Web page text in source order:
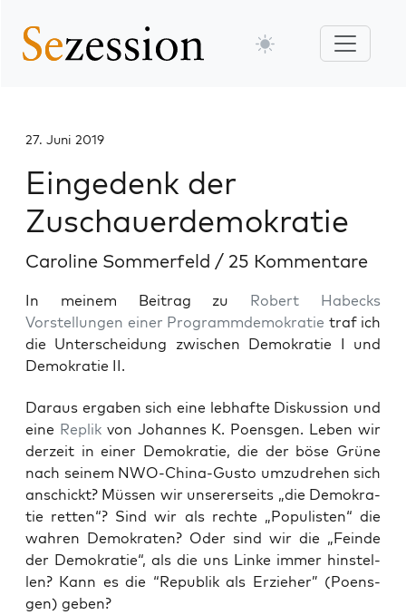
27. Juni 2019
Eingedenk der
Zuschauerdemokratie
Caroline Sommerfeld / 25 Kommentare
In meinem Beitrag zu Robert Habecks
Vorstellungen einer Programmdemokratie traf ich
die Unterscheidung zwischen Demokratie I und
Demokratie II.
Dar­aus erga­ben sich eine leb­haf­te Dis­kus­si­on und
eine Replikvon Johan­nes K. Poens­gen. Leben wir
der­zeit in einer Demo­kra­tie, die der böse Grü­ne
nach sei­nem NWO-Chi­na-Gus­to umzu­dre­hen sich
anschickt? Müs­sen wir unse­rer­seits „die Demo­kra­
tie ret­ten“? Sind wir als rech­te „Popu­lis­ten“ die
wah­ren Demo­kra­ten? Oder sind wir die „Fein­de
der Demo­kra­tie“, als die uns Lin­ke immer hin­stel­
len? Kann es die “Repu­blik als Erzie­her” (Poens­
gen) geben?